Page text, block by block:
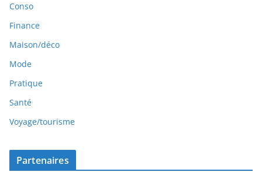
Conso
Finance
Maison/déco
Mode
Pratique
Santé
Voyage/tourisme
Partenaires